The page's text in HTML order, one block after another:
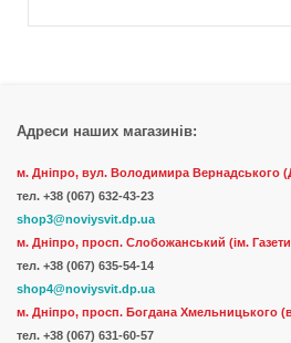
Адреси наших магазинів:
м. Дніпро, вул. Володимира Вернадського
тел. +38 (067) 632-43-23
shop3@noviysvit.dp.ua
м. Дніпро, просп. Слобожанський (ім.
тел. +38 (067) 635-54-14
shop4@noviysvit.dp.ua
м. Дніпро, просп. Богдана Хмельницького
тел. +38 (067) 631-60-57